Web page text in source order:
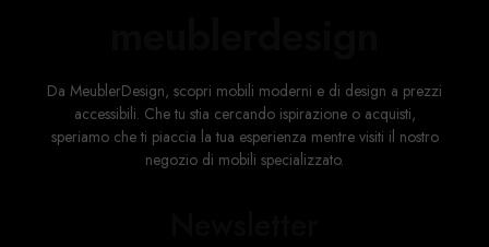
Da MeublerDesign, scopri mobili moderni e di design a prezzi
accessibili. Che tu stia cercando ispirazione o acquisti,
speriamo che ti piaccia la tua esperienza mentre visiti il ​​nostro
negozio di mobili specializzato.